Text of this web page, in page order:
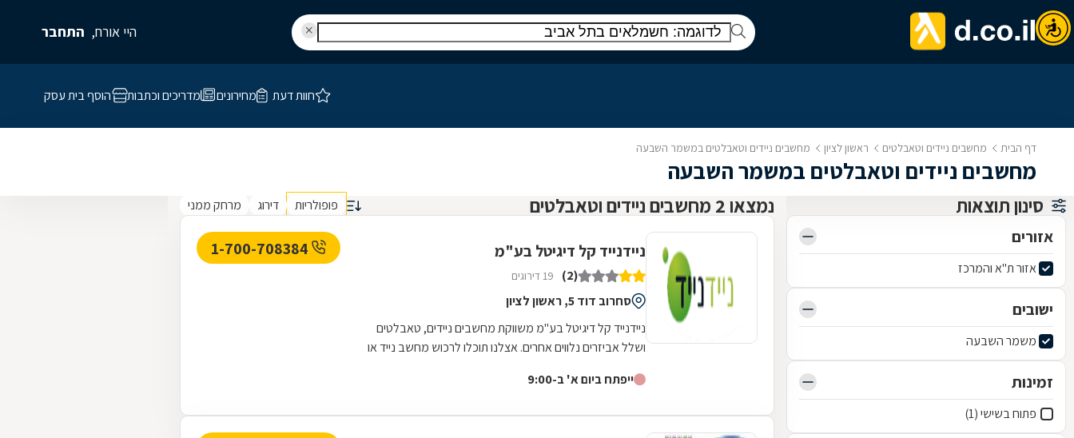
היי אורח, התחבר
חוות דעת מחירונים מדריכים וכתבות הוסף בית עסק
דף הבית מחשבים ניידים וטאבלטים ראשון לציון מחשבים ניידים וטאבלטים במשמר השבעה
מחשבים ניידים וטאבלטים במשמר השבעה
סינון תוצאות
אזורים
אזור ת"א והמרכז
ישובים
משמר השבעה
זמינות
פתוח בשישי (1)
נמצאו 2 מחשבים ניידים וטאבלטים פופולריות דירוג מרחק ממני
ניידנייד קל דיגיטל בע"מ
(2) 19 דירוגים
סחרוב דוד 5, ראשון לציון
ניידנייד קל דיגיטל בע''מ משווקת מחשבים ניידים, טאבלטים
ושלל אביזרים נלווים אחרים. אצלנו תוכלו לרכוש מחשב נייד או
ייפתח ביום א' ב-9:00